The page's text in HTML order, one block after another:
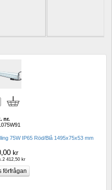
nr.
75W IP65 Röd/Blå 1495x75x53 mm
kr
412,50 kr